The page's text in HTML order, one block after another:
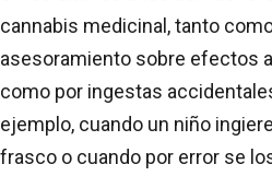
cannabis medicinal, tanto
asesoramiento sobre efectos
como por ingestas
ejemplo, cuando un niño
frasco o cuando por error se